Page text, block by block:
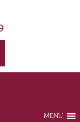
MENU